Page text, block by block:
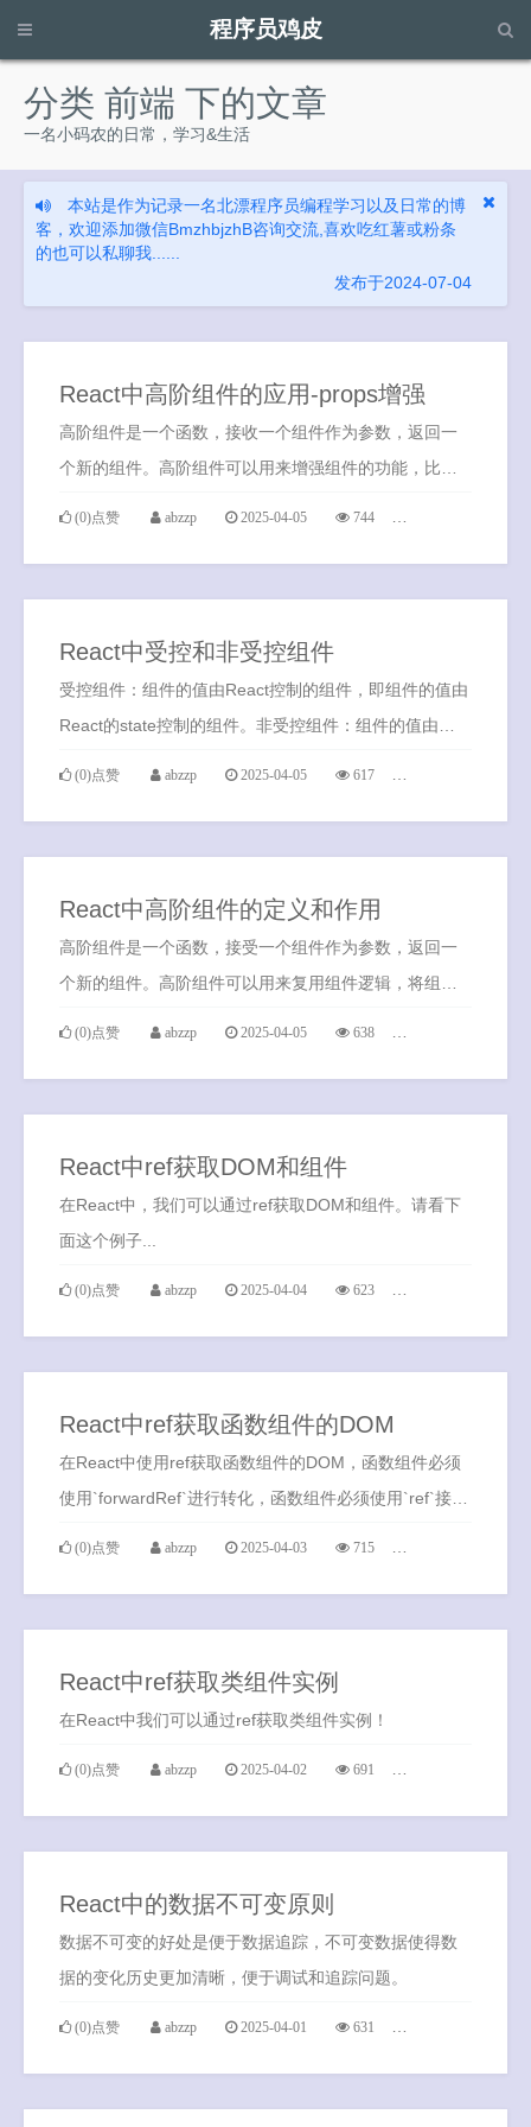
程序员鸡皮
请输入关键字进行搜索...
分类 前端 下的文章
一名小码农的日常，学习&生活
本站是作为记录一名北漂程序员编程学习以及日常的博
客，欢迎添加微信BmzhbjzhB咨询交流,喜欢吃红薯或粉条
的也可以私聊我......
发布于2024-07-04
React中高阶组件的应用-props增强
高阶组件是一个函数，接收一个组件作为参数，返回一
个新的组件。高阶组件可以用来增强组件的功能，比如
(0)点赞 abzzp 2025-04-05 744
React中受控和非受控组件
受控组件：组件的值由React控制的组件，即组件的值由
React的state控制的组件。非受控组件：组件的值由
(0)点赞 abzzp 2025-04-05 617
React中高阶组件的定义和作用
高阶组件是一个函数，接受一个组件作为参数，返回一
个新的组件。高阶组件可以用来复用组件逻辑，将组件
(0)点赞 abzzp 2025-04-05 638
React中ref获取DOM和组件
在React中，我们可以通过ref获取DOM和组件。请看下
面这个例子...
(0)点赞 abzzp 2025-04-04 623
React中ref获取函数组件的DOM
在React中使用ref获取函数组件的DOM，函数组件必须
使用`forwardRef`进行转化，函数组件必须使用`ref`接收
(0)点赞 abzzp 2025-04-03 715
React中ref获取类组件实例
在React中我们可以通过ref获取类组件实例！
(0)点赞 abzzp 2025-04-02 691
React中的数据不可变原则
数据不可变的好处是便于数据追踪，不可变数据使得数
据的变化历史更加清晰，便于调试和追踪问题。
(0)点赞 abzzp 2025-04-01 631